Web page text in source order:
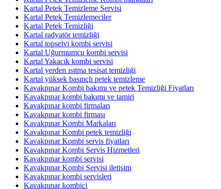
Kartal Petek Temizleme Servisi
Kartal Petek Temizlemeciler
Kartal Petek Temizliği
Kartal radyatör temizliği
Kartal topselvi kombi servisi
Kartal Uğurmumcu kombi servisi
Kartal Yakacık kombi servisi
Kartal yerden ısıtma tesisat temizliği
Kartal yüksek basınçlı petek temizleme
Kavakpınar Kombi bakımı ve petek Temizliği Fiyatları
Kavakpınar kombi bakımı ve tamiri
Kavakpınar kombi firmaları
Kavakpınar kombi firması
Kavakpınar Kombi Markaları
Kavakpınar Kombi petek temizliği
Kavakpınar Kombi servis fiyatları
Kavakpınar Kombi Servis Hizmetleri
Kavakpınar kombi servisi
Kavakpınar Kombi Servisi iletişim
Kavakpınar kombi servisleri
Kavakpınar kombici